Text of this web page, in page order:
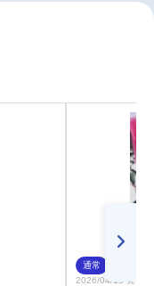
通常
2026/04/15 発売